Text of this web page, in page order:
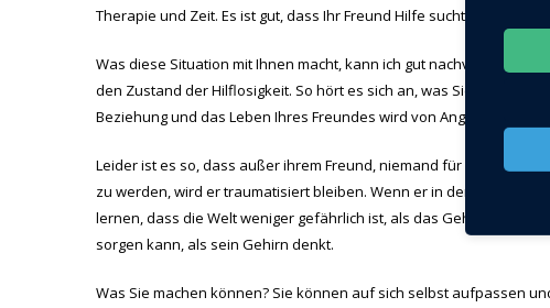
Therapie und Zeit. Es ist gut, dass Ihr Freund Hilfe sucht.
Was diese Situation mit Ihnen macht, kann ich gut nachvollziehen.
den Zustand der Hilflosigkeit. So hört es sich an, was Sie
Beziehung und das Leben Ihres Freundes wird von Angst
Leider ist es so, dass außer ihrem Freund, niemand für seinen
zu werden, wird er traumatisiert bleiben. Wenn er in der Angst und
lernen, dass die Welt weniger gefährlich ist, als das Gehirn denkt.
sorgen kann, als sein Gehirn denkt.
Was Sie machen können? Sie können auf sich selbst aufpassen